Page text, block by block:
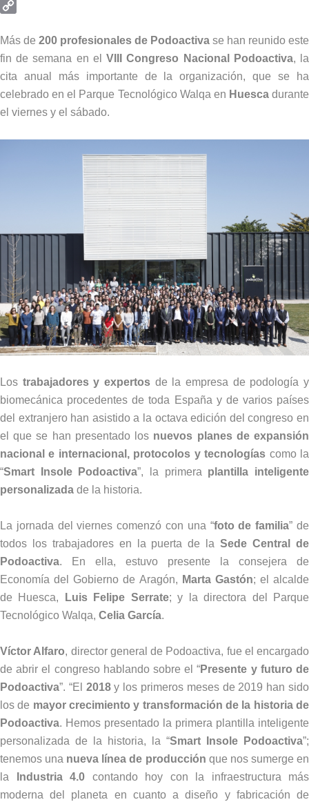
Email
Link
Más de 200 profesionales de Podoactiva se han reunido este
fin de semana en elVIII Congreso Nacional Podoactiva, la
cita anual más importante de la organización, que se ha
celebrado en el Parque Tecnológico Walqa en Huescadurante
el viernes y el sábado.
Los trabajadores y expertos de la empresa de podología y
biomecánica procedentes de toda España y de varios países
del extranjero han asistido a la octava edición del congreso en
el que se han presentado los nuevos planes de expansión
nacional e internacional, protocolos y tecnologías como la
“Smart Insole Podoactiva”, la primera plantilla inteligente
personalizada de la historia.
La jornada del viernes comenzó con una “foto de familia” de
todos los trabajadores en la puerta de laSede Central de
Podoactiva. En ella, estuvo presente la consejera de
Economía del Gobierno de Aragón, Marta Gastón; el alcalde
de Huesca,
Luis Felipe Serrate; y la directora del Parque
Tecnológico Walqa, Celia García.
Víctor Alfaro, director general de Podoactiva, fue el encargado
de abrir el congreso hablando sobre el “Presente y futuro de
Podoactiva”. “El 2018y los primeros meses de 2019 han sido
los de mayor crecimiento y transformación de la historia de
Podoactiva. Hemos presentado la primera plantilla inteligente
personalizada de la historia, la “Smart Insole Podoactiva”;
tenemos una nueva línea de producción que nos sumerge en
la
Industria 4.0 contando hoy con la infraestructura más
moderna del planeta en cuanto a diseño y fabricación de